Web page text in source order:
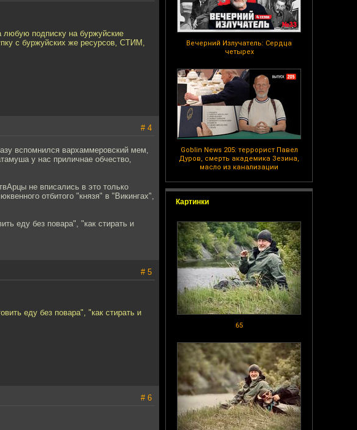
Вечерний Излучатель: Сердца
четырех
Goblin News 205: террорист Павел
Дуров, смерть академика Зезина,
масло из канализации
Картинки
65
любую подписку на буржуйские
с буржуйских же ресурсов, СТИМ,
# 4
вспомнился вархаммеровский мем,
у нас приличнае обчество,
не вписались в это только
отбитого "князя" в "Викингах",
еду без повара", "как стирать и
# 5
еду без повара", "как стирать и
# 6